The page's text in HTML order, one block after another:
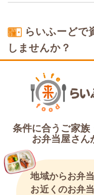
らいふーどで
しませんか？
条件に合うご家族
お弁当屋さん
地域からお弁
お近くのお弁